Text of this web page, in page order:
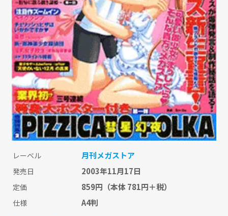
レーベル 月刊メガストア
発売日 2003年11月17日
定価 859円 （本体 781円＋税）
仕様 A4判